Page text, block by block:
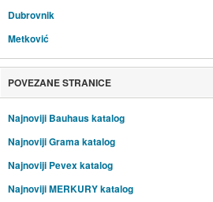
Dubrovnik
Metković
POVEZANE STRANICE
Najnoviji Bauhaus katalog
Najnoviji Grama katalog
Najnoviji Pevex katalog
Najnoviji MERKURY katalog